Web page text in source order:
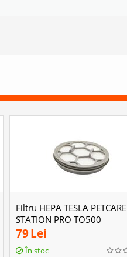
Filtru HEPA TESLA PETCARE
STATION PRO TQ500
79Lei
În stoc